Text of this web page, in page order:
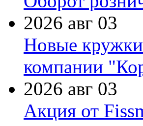
2026 авг 03
Новые
компании
2026 авг 03
Акция от